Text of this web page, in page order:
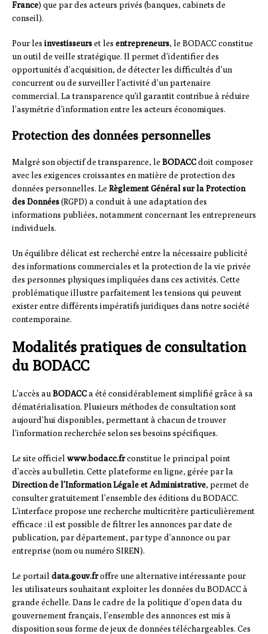
France) que par des acteurs privés (banques, cabinets de
conseil).
Pour les investisseurset les entrepreneurs, le BODACC constitue
un outil de veille stratégique. Il permet d’identifier des
opportunités d’acquisition, de détecter les difficultés d’un
concurrent ou de surveiller l’activité d’un partenaire
commercial. La transparence qu’il garantit contribue à réduire
l’asymétrie d’information entre les acteurs économiques.
Protection des données personnelles
Malgré son objectif de transparence, le BODACCdoit composer
avec les exigences croissantes en matière de protection des
données personnelles. Le Règlement Général sur la Protection
des Données(RGPD) a conduit à une adaptation des
informations publiées, notamment concernant les entrepreneurs
individuels.
Un équilibre délicat est recherché entre la nécessaire publicité
des informations commerciales et la protection de la vie privée
des personnes physiques impliquées dans ces activités. Cette
problématique illustre parfaitement les tensions qui peuvent
exister entre différents impératifs juridiques dans notre société
contemporaine.
Modalités pratiques de consultation
du BODACC
L’accès auBODACCa été considérablement simplifié grâce à sa
dématérialisation. Plusieurs méthodes de consultation sont
aujourd’hui disponibles, permettant à chacun de trouver
l’information recherchée selon ses besoins spécifiques.
Le site officiel www.bodacc.frconstitue le principal point
d’accès au bulletin. Cette plateforme en ligne, gérée par la
Direction de l’Information Légale et Administrative, permet de
consulter gratuitement l’ensemble des éditions du BODACC.
L’interface propose une recherche multicritère particulièrement
efficace : il est possible de filtrer les annonces par date de
publication, par département, par type d’annonce ou par
entreprise (nom ou numéro SIREN).
Le portail data.gouv.froffre une alternative intéressante pour
les utilisateurs souhaitant exploiter les données du BODACC à
grande échelle. Dans le cadre de la politique d’open data du
gouvernement français, l’ensemble des annonces est mis à
disposition sous forme de jeux de données téléchargeables. Ces